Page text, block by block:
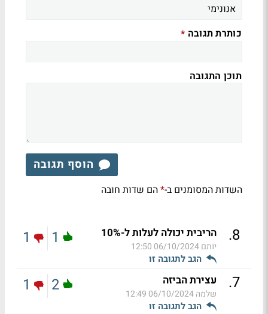
כותרת תגובה *
תוכן התגובה
הוסף תגובה
השדות המסומנים ב-*הם שדות חובה
8
. הריבית יכולה לעלות ל-10%
יותם06/10/2024 12:50
הגב לתגובה זו
1
1
7
. עצירת הביזה
שלמה06/10/2024 12:49
הגב לתגובה זו
2
1